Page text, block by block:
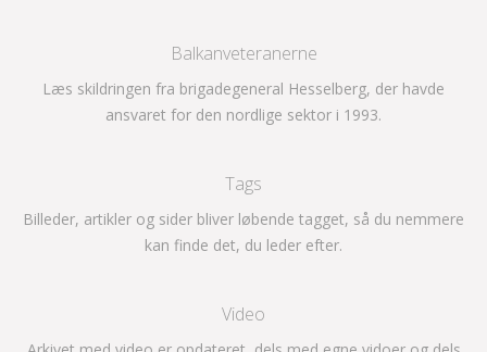
Balkanveteranerne
Læs skildringen fra brigadegeneral Hesselberg, der havde
ansvaret for den nordlige sektor i 1993.
Tags
Billeder, artikler og sider bliver løbende tagget, så du nemmere
kan finde det, du leder efter.
Video